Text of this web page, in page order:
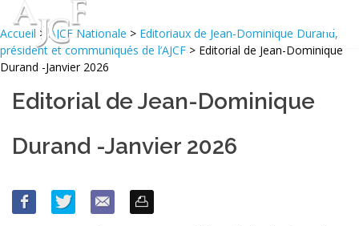
Accueil >AJCF Nationale > Editoriaux de Jean-Dominique Durand,
président et communiqués de l’AJCF > Editorial de Jean-Dominique
Durand -Janvier 2026
Editorial de Jean-Dominique
Durand -Janvier 2026